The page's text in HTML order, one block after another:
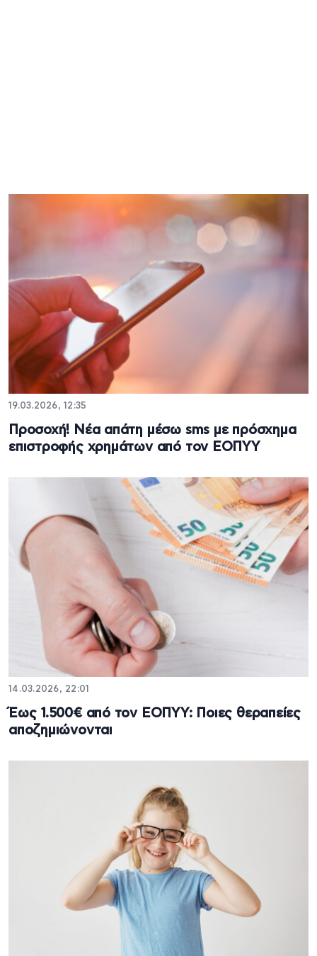
19.03.2026, 12:35
Προσοχή! Νέα απάτη μέσω sms με πρόσχημα
επιστροφής χρημάτων από τον ΕΟΠΥΥ
14.03.2026, 22:01
Έως 1.500€ από τον ΕΟΠΥΥ: Ποιες θεραπείες
αποζημιώνονται